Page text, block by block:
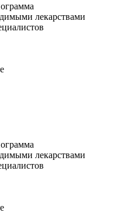
лекарствами
лекарствами